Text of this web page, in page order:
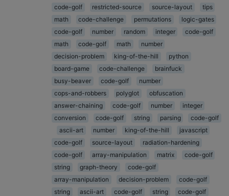
code-golf
restricted-source source-layout
tips
math
code-challenge permutations
logic-gates
code-golf
number random integer
code-golf
math
code-golf math
number
decision-problem
king-of-the-hill
python
board-game
code-challenge
brainfuck
busy-beaver
code-golf
number
cops-and-robbers
polyglot
obfuscation
answer-chaining
code-golf number
integer
conversion
code-golf string parsing
code-golf
ascii-art
number king-of-the-hill
javascript
code-golf
source-layout
radiation-hardening
code-golf
array-manipulation matrix
code-golf
string
graph-theory
code-golf
array-manipulation
decision-problem
code-golf
string
ascii-art code-golf string
code-golf